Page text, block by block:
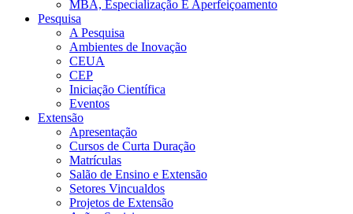
MBA, Especialização E Aperfeiçoamento
Pesquisa
A Pesquisa
Ambientes de Inovação
CEUA
CEP
Iniciação Científica
Eventos
Extensão
Apresentação
Cursos de Curta Duração
Matrículas
Salão de Ensino e Extensão
Setores Vincualdos
Projetos de Extensão